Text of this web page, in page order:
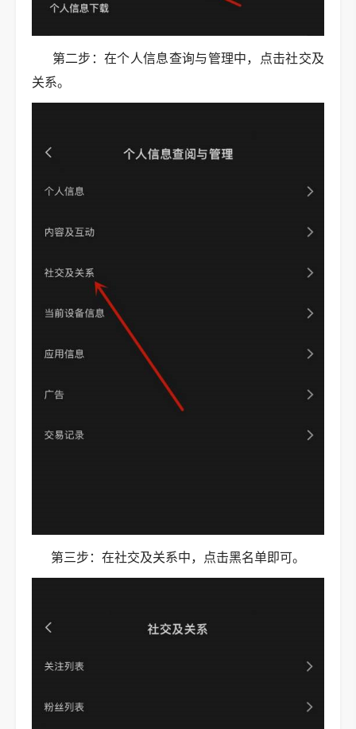
第二步：在个人信息查询与管理中，点击社交及
关系。
第三步：在社交及关系中，点击黑名单即可。